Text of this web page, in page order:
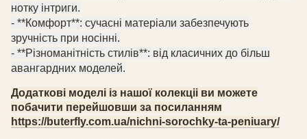
нотку інтриги.
- **Комфорт**: сучасні матеріали забезпечують
зручність при носінні.
- **Різноманітність стилів**: від класичних до більш
авангардних моделей.
Додаткові моделі із нашої колекціі ви можете
побачити перейшовши за посиланням
https://buterfly.com.ua/nichni-sorochky-ta-peniuary/